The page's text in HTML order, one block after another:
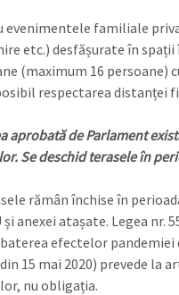
evenimentele familiale
etc.) desfășurate în spații
(maximum 16 persoane)
respectarea distanței
aprobată de Parlament
Se deschid terasele în
rămân închise în
și anexei atașate. Legea
efectelor
15 mai 2020) prevede la
nu obligația.